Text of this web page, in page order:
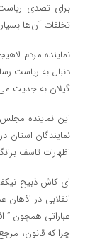
برای تصدی
تخلفات آن‌ها
نماینده مردم
دنبال به ریاست
گیلان به جدیت
این نماینده
نمایندگان استان
اظهارات تاسف
ای کاش ذبیح
انقلابی در
عباراتی همچون ”
چرا که قانون،